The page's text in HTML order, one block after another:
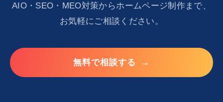
AIO・SEO・MEO対策からホームページ制作まで、
お気軽にご相談ください。
無料で相談する